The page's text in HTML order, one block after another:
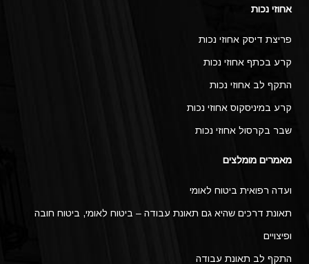
אחוזי נכות
פריצת דיסק אחוזי נכות
קרע בכתף אחוזי נכות
התקף לב אחוזי נכות
קרע במיניסקוס אחוזי נכות
שבר בקרסול אחוזי נכות
מאמרים מומלצים
ועדה רפואית ביטוח לאומי
תאונת דרכים שהיא גם תאונת עבודה – ביטוח לאומי, ביטוח חובה
ופיצויים
התקף לב תאונת עבודה